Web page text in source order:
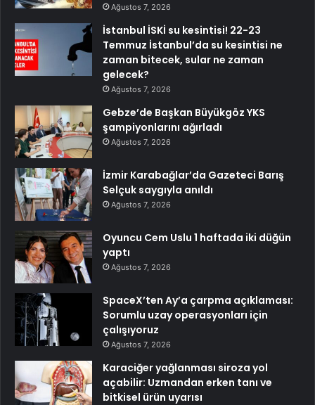
Ağustos 7, 2026
İstanbul İSKİ su kesintisi! 22-23
Temmuz İstanbul’da su kesintisi ne
zaman bitecek, sular ne zaman
gelecek?
Ağustos 7, 2026
Gebze’de Başkan Büyükgöz YKS
şampiyonlarını ağırladı
Ağustos 7, 2026
İzmir Karabağlar’da Gazeteci Barış
Selçuk saygıyla anıldı
Ağustos 7, 2026
Oyuncu Cem Uslu 1 haftada iki düğün
yaptı
Ağustos 7, 2026
SpaceX’ten Ay’a çarpma açıklaması:
Sorumlu uzay operasyonları için
çalışıyoruz
Ağustos 7, 2026
Karaciğer yağlanması siroza yol
açabilir: Uzmandan erken tanı ve
bitkisel ürün uyarısı